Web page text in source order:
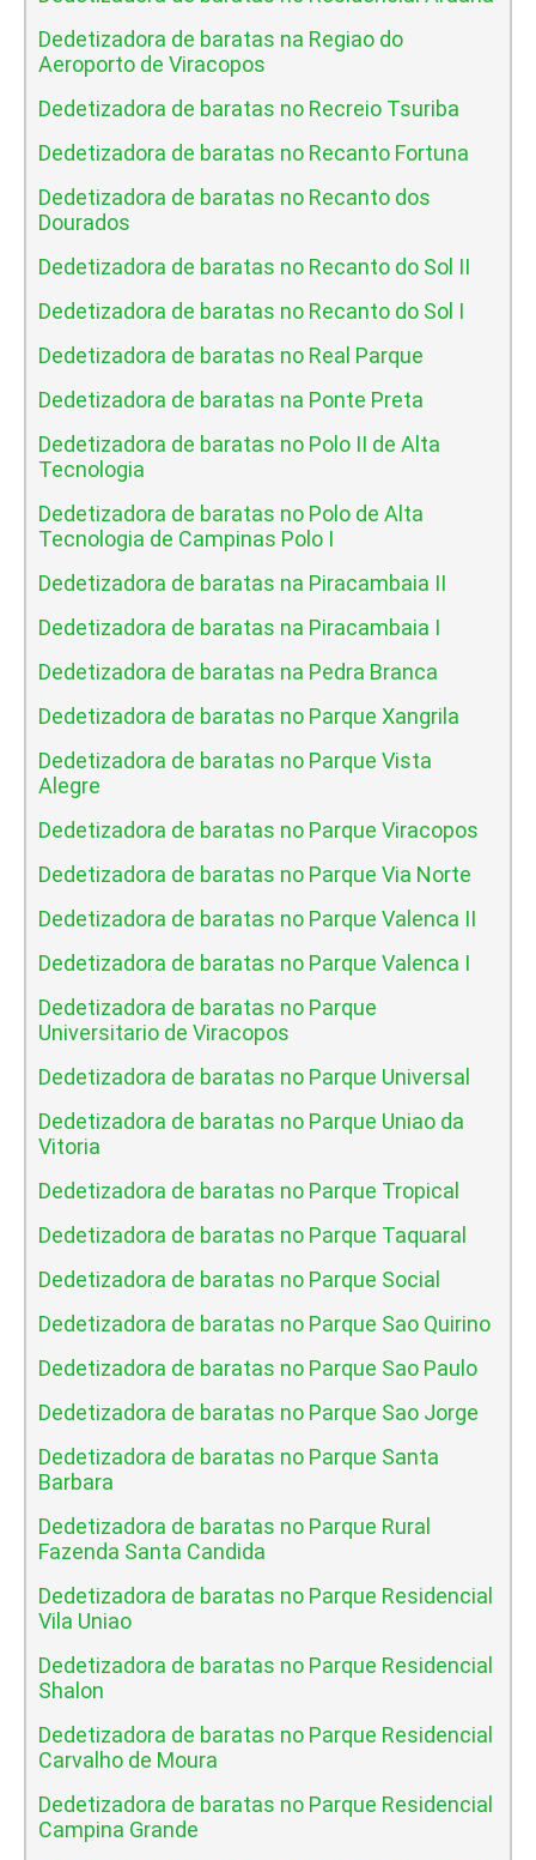
Dedetizadora de baratas na Regiao do
Aeroporto de Viracopos
Dedetizadora de baratas no Recreio Tsuriba
Dedetizadora de baratas no Recanto Fortuna
Dedetizadora de baratas no Recanto dos
Dourados
Dedetizadora de baratas no Recanto do Sol II
Dedetizadora de baratas no Recanto do Sol I
Dedetizadora de baratas no Real Parque
Dedetizadora de baratas na Ponte Preta
Dedetizadora de baratas no Polo II de Alta
Tecnologia
Dedetizadora de baratas no Polo de Alta
Tecnologia de Campinas Polo I
Dedetizadora de baratas na Piracambaia II
Dedetizadora de baratas na Piracambaia I
Dedetizadora de baratas na Pedra Branca
Dedetizadora de baratas no Parque Xangrila
Dedetizadora de baratas no Parque Vista
Alegre
Dedetizadora de baratas no Parque Viracopos
Dedetizadora de baratas no Parque Via Norte
Dedetizadora de baratas no Parque Valenca II
Dedetizadora de baratas no Parque Valenca I
Dedetizadora de baratas no Parque
Universitario de Viracopos
Dedetizadora de baratas no Parque Universal
Dedetizadora de baratas no Parque Uniao da
Vitoria
Dedetizadora de baratas no Parque Tropical
Dedetizadora de baratas no Parque Taquaral
Dedetizadora de baratas no Parque Social
Dedetizadora de baratas no Parque Sao Quirino
Dedetizadora de baratas no Parque Sao Paulo
Dedetizadora de baratas no Parque Sao Jorge
Dedetizadora de baratas no Parque Santa
Barbara
Dedetizadora de baratas no Parque Rural
Fazenda Santa Candida
Dedetizadora de baratas no Parque Residencial
Vila Uniao
Dedetizadora de baratas no Parque Residencial
Shalon
Dedetizadora de baratas no Parque Residencial
Carvalho de Moura
Dedetizadora de baratas no Parque Residencial
Campina Grande